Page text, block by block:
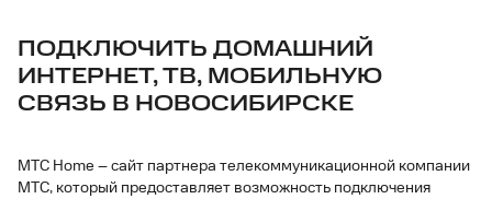
ПОДКЛЮЧИТЬ ДОМАШНИЙ
ИНТЕРНЕТ, ТВ, МОБИЛЬНУЮ
СВЯЗЬ В НОВОСИБИРСКЕ
МТС Home – сайт партнера телекоммуникационной компании
МТС, который предоставляет возможность подключения